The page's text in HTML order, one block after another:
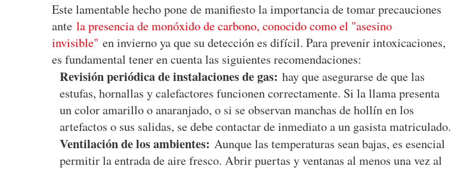
Este lamentable hecho pone de manifiesto la importancia de tomar precauciones
ante la presencia de monóxido de carbono, conocido como el "asesino
invisible" en invierno ya que su detección es difícil. Para prevenir intoxicaciones,
es fundamental tener en cuenta las siguientes recomendaciones:
Revisión periódica de instalaciones de gas: hay que asegurarse de que las
estufas, hornallas y calefactores funcionen correctamente. Si la llama presenta
un color amarillo o anaranjado, o si se observan manchas de hollín en los
artefactos o sus salidas, se debe contactar de inmediato a un gasista matriculado.
Ventilación de los ambientes: Aunque las temperaturas sean bajas, es esencial
permitir la entrada de aire fresco. Abrir puertas y ventanas al menos una vez al